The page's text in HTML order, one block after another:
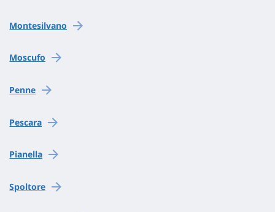
Montesilvano
Moscufo
Penne
Pescara
Pianella
Spoltore